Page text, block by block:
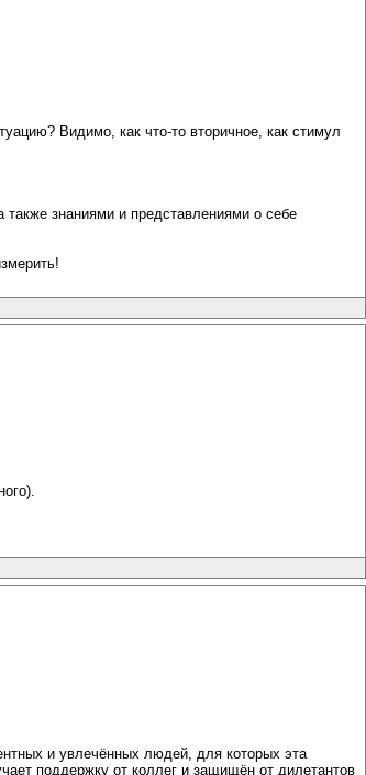
Видимо, как что-то вторичное, как стимул
также знаниями и представлениями о себе
и увлечённых людей, для которых эта
поддержку от коллег и защищён от дилетантов